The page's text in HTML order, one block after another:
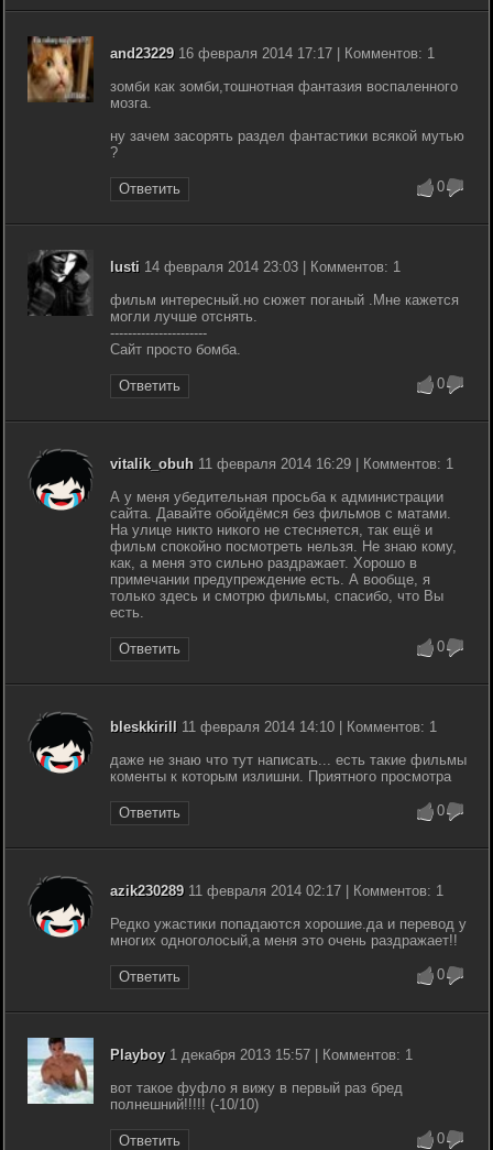
and2322916 февраля 2014 17:17 | Комментов: 1
зомби как зомби,тошнотная фантазия воспаленного
мозга.
ну зачем засорять раздел фантастики всякой мутью
?
Ответить 0
lusti 14 февраля 2014 23:03 | Комментов: 1
фильм интересный.но сюжет поганый .Мне кажется
могли лучше отснять.
----------------------
Сайт просто бомба.
Ответить 0
vitalik_obuh 11 февраля 2014 16:29 | Комментов: 1
А у меня убедительная просьба к администрации
сайта. Давайте обойдёмся без фильмов с матами.
На улице никто никого не стесняется, так ещё и
фильм спокойно посмотреть нельзя. Не знаю кому,
как, а меня это сильно раздражает. Хорошо в
примечании предупреждение есть. А вообще, я
только здесь и смотрю фильмы, спасибо, что Вы
есть.
Ответить 0
bleskkirill 11 февраля 2014 14:10 | Комментов: 1
даже не знаю что тут написать... есть такие фильмы
коменты к которым излишни. Приятного просмотра
Ответить 0
azik23028911 февраля 2014 02:17 | Комментов: 1
Редко ужастики попадаются хорошие.да и перевод у
многих одноголосый,а меня это очень раздражает!!
Ответить 0
Playboy1 декабря 2013 15:57 | Комментов: 1
вот такое фуфло я вижу в первый раз бред
полнешний!!!!! (-10/10)
Ответить 0